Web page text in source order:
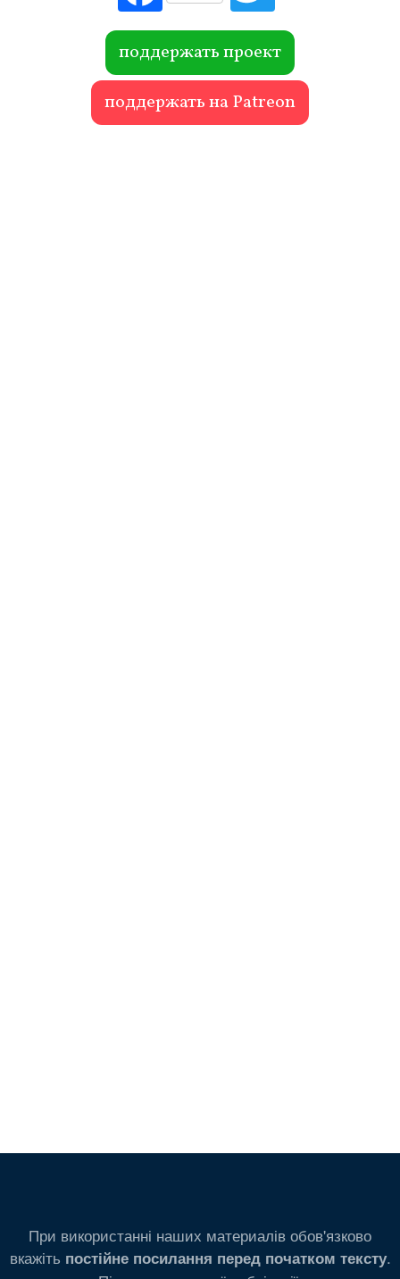
ebo
ok r
поддержать проект
поддержать на Patreon
При використанні наших материалів обов'язково
вкажіть постійне посилання перед початком тексту.